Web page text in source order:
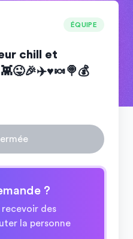
ÉQUIPE
chill et
?
des
la personne